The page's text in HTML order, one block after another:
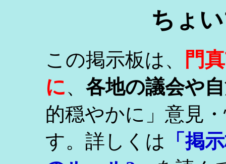
ちょ
この掲示板は、
門
に、 各地の議会や
的穏やかに」意見
す。詳しくは
「掲